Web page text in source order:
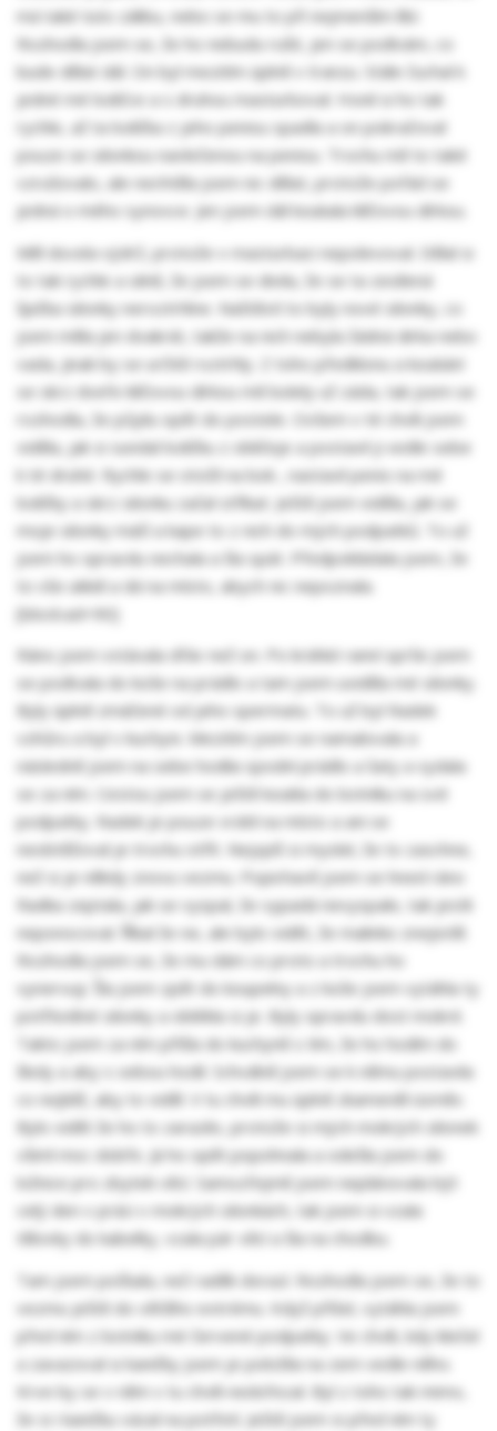
má také tuto zálibu, nebo se mu to při nejmenším líbí.
Rozhodla jsem se, že ho nebudu rušit, jen se podívám, co
bude dělat dál. On byl mezitím úplně v tranzu. Stále čuchal k
jedné mé lodičce a s druhou masturboval. Honil si ho tak
rychle, až ta lodička z jeho penisu spadla a on pokračoval
pouze se silonkou navlečenou na penisu. Trochu mě to také
vzrušovalo, ale nechtěla jsem nic dělat, protože pořád se
jedná o mého synovce. Jen jsem dál koukala klíčovou dírkou.
Měl docela výdrž, protože v masturbaci nepolevoval. Dělal si
to tak rychle a silně, že jsem se divila, že se ta zesílená
špička silonky neroztrhlne. Naštěstí to byly nové silonky, co
jsem měla jen dvakrát, takže na nich nebyla žádná dirka nebo
vada, jinak by se určitě roztrhly. Z toho předklonu a koukání
se skrz dveře klíčovou dírkou mě bolely už záda, tak jsem se
rozhodla, že půjdu opět do postele. Ovšem v té chvíli jsem
viděla, jak si sundal lodičku z obličeje a postavil ji vedle sebe
k té druhé. Rychle se otočil na bok , nastavil penis na mé
lodičky a skrz silonku začal stříkat. Ještě jsem viděla, jak se
moje silonky máčí a kape to z nich do mých podpatků. To už
jsem ho opravdu nechala a šla spát. Předpokládala jsem, že
to vše uklidí a dá na místo, abych nic nepoznala.
[block:ad=90]
Ráno jsem vstávala dřáv než on. Po krátké ranní sprše jsem
se podívala do koše na prádlo a tam jsem uviděla mé silonky.
Byly úplně zmáčené od jeho spermatu. To už byl Radek
vzhůru a byl v kuchyni. Mezitím jsem se namalovala a
následně jsem na sebe hodila spodní prádlo a šaty a vydala
se za ním. Cestou jsem se ještě koukla do botníku na své
podpatky. Radek je pouze vrátil na místo a ani se
neobtěžoval je trochu otřít. Nejspíš si myslel, že to zaschne,
než si je někdy znovu vezmu. Popichavě jsem se hned ráno
Radka zeptala, jak se vyspal, že vypadá nevyspale, tak jestli
neponocoval. Říkal že ne, ale bylo vidět, že malinko znejistěl.
Rozhodla jsem se, že mu dám co proto a trochu ho
vynervuji. Šla jsem zpět do koupelny a z koše jsem vytáhla ty
potřísněné silonky a oblékla si je. Byly opravdu dost mokré.
Takto jsem za ním přišla do kuchyně s tím, že ho hodím do
školy a aby s sebou hodil. Schválně jsem se k němu postavila
co nejblíž, aby to viděl. V tu chvíli mu úplně zkameněl úsměv.
Bylo vidět že ho to zarazilo, protože si mých mokrých silonek
všiml moc dobře. Já ho opět popohnala a odešla jsem do
ložnice pro zbytek věcí. Samozřejmě jsem neplánovala být
celý den v práci v mokrých silonkách, tak jsem si vzala
tělovky do kabelky, vzala pár věcí a šla na chodbu.
Tam jsem počkala, než raděk dorazí. Rozhodla jsem se, že to
vezmu ještě do většího extrému. Když přišel, vytáhla jsem
před ním z botníku mé červené podpatky. Ve chvíli, kdy klečel
a zavazoval si kaničky jsem je položila na zem vedle něho.
Krve by se v něm v tu chvíli nedořezal. Byl z toho tak mimo,
že si i kaničku vázal na potřetí. Ještě jsem si před ním ty